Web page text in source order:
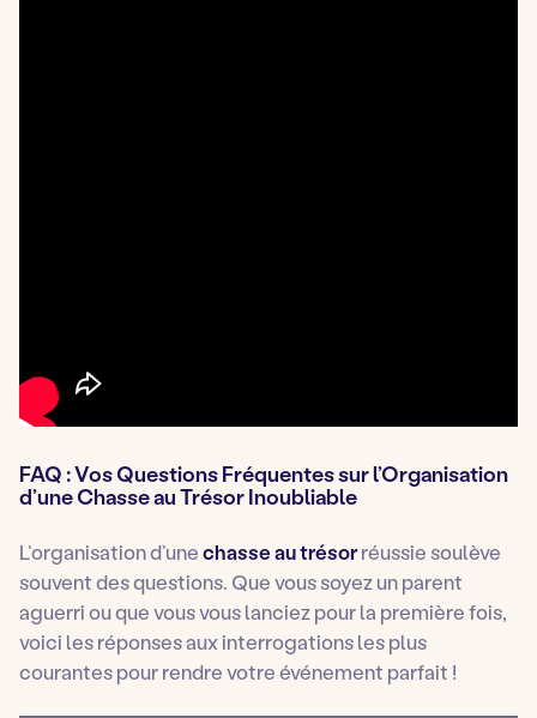
FAQ : Vos Questions Fréquentes sur l’Organisation
d’une Chasse au Trésor Inoubliable
L’organisation d’unechasse au trésorréussie soulève
souvent des questions. Que vous soyez un parent
aguerri ou que vous vous lanciez pour la première fois,
voici les réponses aux interrogations les plus
courantes pour rendre votre événement parfait !